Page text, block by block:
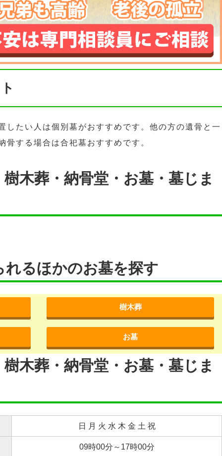
したい人は個別墓がおすすめです。他の方の遺骨と一
骨する場合は合祀墓おすすめです。
木葬・納骨堂・お墓・墓じま
れるほかのお墓を探す
樹木葬
お墓
木葬・納骨堂・お墓・墓じま
日 月 火 水 木 金 土 祝
09時00分～17時00分